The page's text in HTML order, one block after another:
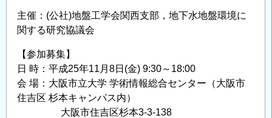
主催：(公社)地盤工学会関西支部，地下水地盤環境に
関する研究協議会
【参加募集】
日 時：平成25年11月8日(金) 9:30～18:00
会 場：大阪市立大学 学術情報総合センター（大阪市
住吉区 杉本キャンパス内）
大阪市住吉区杉本3-3-138